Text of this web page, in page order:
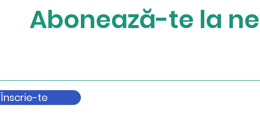
Abonează-te la
Înscrie-te